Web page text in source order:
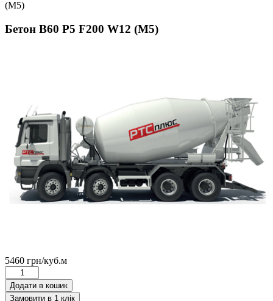
(М5)
Бетон В60 Р5 F200 W12 (М5)
5460 грн/куб.м
Бетон
В60
Р5
Додати в кошик
Замовити в 1 клік